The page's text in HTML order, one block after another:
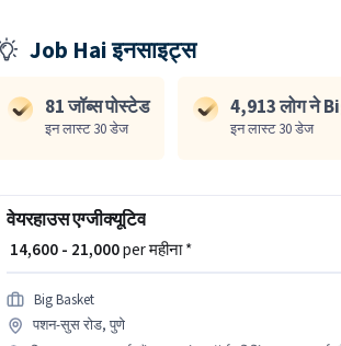
Job Hai इनसाइट्स
81 जॉब्स पोस्टेड
इन लास्ट 30 डेज
4,913 लोग ने
इन लास्ट 30 डेज
वेयरहाउस एग्जीक्यूटिव
₹ 14,600 - 21,000per महीना *
Big Basket
पशन-सुस रोड, पुणे